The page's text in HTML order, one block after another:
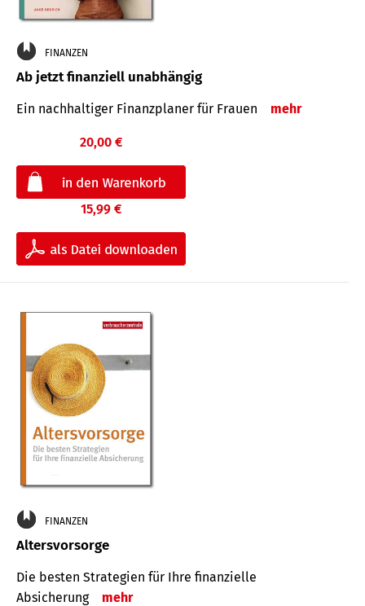
FINANZEN
Ab jetzt finanziell unabhängig
Ein nachhaltiger Finanzplaner für Frauen mehr
20,00 €
15,99 €
FINANZEN
Altersvorsorge
Die besten Strategien für Ihre finanzielle
Absicherung
mehr